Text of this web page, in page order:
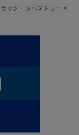
ッグ・タペストリー